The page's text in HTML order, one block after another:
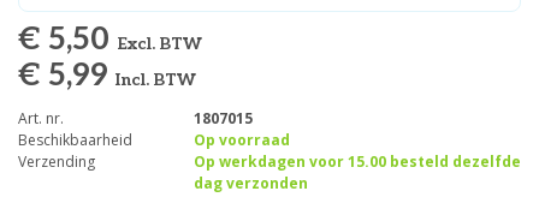
€ 5,50 Excl. BTW
€ 5,99 Incl. BTW
Art. nr.
1807015
Beschikbaarheid
Op voorraad
Verzending
Op werkdagen voor 15.00 besteld dezelfde
dag verzonden